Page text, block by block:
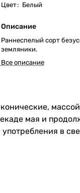
Цвет: Белый
Описание
Раннеспелый сорт
земляники.
Все описание
мая и
в